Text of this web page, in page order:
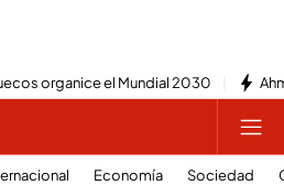
organice el Mundial 2030
Economía Sociedad